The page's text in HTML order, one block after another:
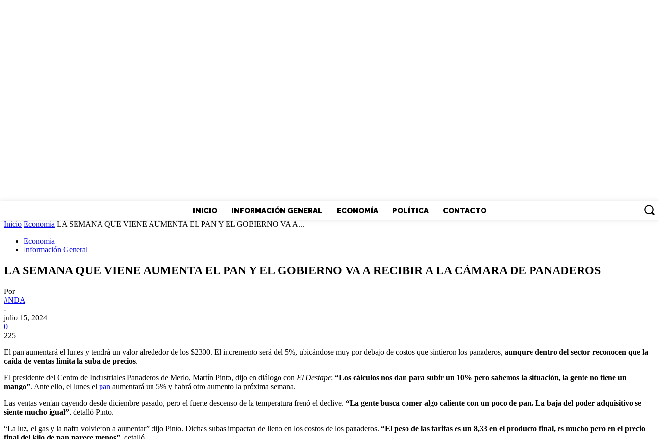
INICIO INFORMACIÓN GENERAL ECONOMÍA POLÍTICA CONTACTO
Inicio Economía LA SEMANA QUE VIENE AUMENTA EL PAN Y EL GOBIERNO VA A...
Economía
Información General
LA SEMANA QUE VIENE AUMENTA EL PAN Y EL GOBIERNO VA A RECIBIR A LA CÁMARA DE PANADEROS
Por
#NDA
-
julio 15, 2024
0
225
El pan aumentará el lunes y tendrá un valor alrededor de los $2300. El incremento será del 5%, ubicándose muy por debajo de costos que sintieron los panaderos, aunqure dentro del sector reconocen que la
caída de ventas limita la suba de precios.
El presidente del Centro de Industriales Panaderos de Merlo, Martín Pinto, dijo en diálogo con El Destape: “Los cálculos nos dan para subir un 10% pero sabemos la situación, la gente no tiene un
mango”. Ante ello, el lunes el pan aumentará un 5% y habrá otro aumento la próxima semana.
Las ventas venían cayendo desde diciembre pasado, pero el fuerte descenso de la temperatura frenó el declive. “La gente busca comer algo caliente con un poco de pan. La baja del poder adquisitivo se
siente mucho igual”, detalló Pinto.
“La luz, el gas y la nafta volvieron a aumentar” dijo Pinto. Dichas subas impactan de lleno en los costos de los panaderos. “El peso de las tarifas es un 8,33 en el producto final, es mucho pero en el precio
final del kilo de pan parece menos” , detalló.